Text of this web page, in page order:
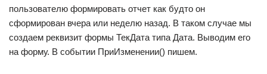
пользователю формировать отчет как будто он
сформирован вчера или неделю назад. В таком случае мы
создаем реквизит формы ТекДата типа Дата. Выводим его
на форму. В событии ПриИзменении() пишем.